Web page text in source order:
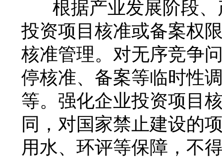
根据产业发展阶段
投资项目核准或备案权
核准管理。对无序竞争
停核准、备案等临时性
等。强化企业投资项目
同，对国家禁止建设的
用水、环评等保障，不